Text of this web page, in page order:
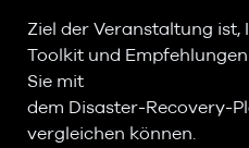
Ziel der Veranstaltung ist,
Toolkit und
Sie mit
dem Disaster-Recovery-
vergleichen können.